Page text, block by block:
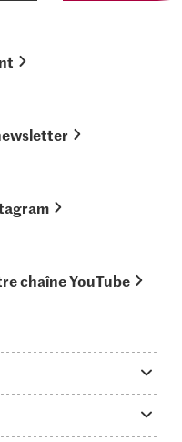
chaîne YouTube